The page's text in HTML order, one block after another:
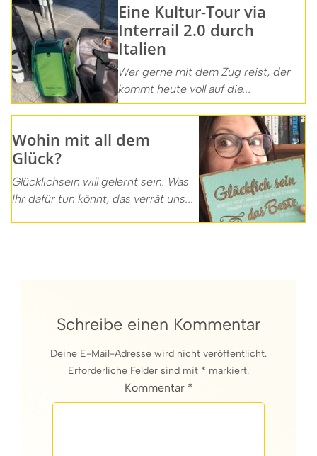
Eine Kultur-Tour via
Interrail 2.0 durch
Italien
Wer gerne mit dem Zug reist, der
kommt heute voll auf die...
Wohin mit all dem
Glück?
Glücklichsein will gelernt sein. Was
Ihr dafür tun könnt, das verrät uns...
Schreibe einen Kommentar
Deine E-Mail-Adresse wird nicht veröffentlicht.
Erforderliche Felder sind mit * markiert.
Kommentar *